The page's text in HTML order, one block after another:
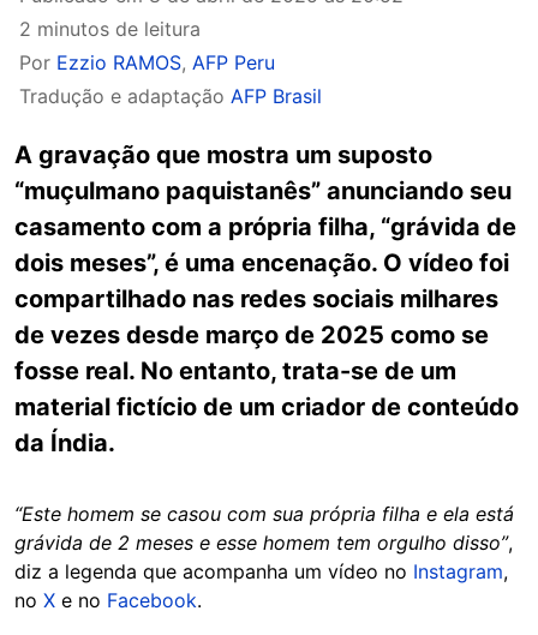
2 minutos de leitura
Por Ezzio RAMOS, AFP Peru
Tradução e adaptação AFP Brasil
A gravação que mostra um suposto
“muçulmano paquistanês” anunciando seu
casamento com a própria filha, “grávida de
dois meses”, é uma encenação. O vídeo foi
compartilhado nas redes sociais milhares
de vezes desde março de 2025 como se
fosse real. No entanto, trata-se de um
material fictício de um criador de conteúdo
da Índia.
“Este homem se casou com sua própria filha e ela está
grávida de 2 meses e esse homem tem orgulho disso”,
diz a legenda que acompanha um vídeo no Instagram,
no X e no Facebook.